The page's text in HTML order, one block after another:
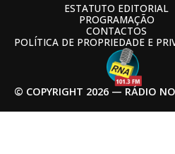
© COPYRIGHT 2026 — RÁDIO
ESTATUTO EDITORIAL
PROGRAMAÇÃO
CONTACTOS
POLÍTICA DE PROPRIEDADE E